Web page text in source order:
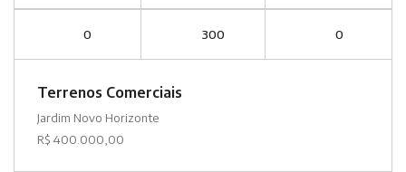
0 300 0
Terrenos Comerciais
Jardim Novo Horizonte
R$ 400.000,00